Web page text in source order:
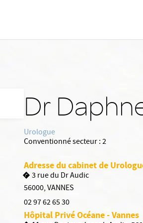
Dr
Urologue
Conventionné secteur :2
Adresse du cabinet de
3 rue du Dr Audic
56000,VANNES
02 97 62 65 30
Hôpital Privé Océane - Vannes